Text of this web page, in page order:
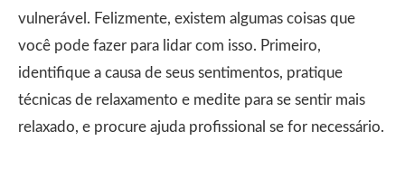
vulnerável. Felizmente, existem algumas coisas que
você pode fazer para lidar com isso. Primeiro,
identifique a causa de seus sentimentos, pratique
técnicas de relaxamento e medite para se sentir mais
relaxado, e procure ajuda profissional se for necessário.